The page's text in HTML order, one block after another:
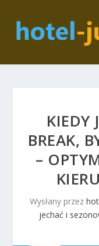
KIEDY
BREAK,
–
Wysłany przez
jechać i